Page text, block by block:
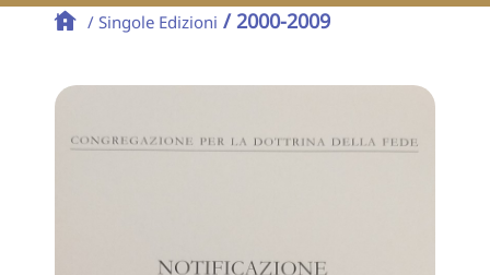
/ Singole Edizioni / 2000-2009